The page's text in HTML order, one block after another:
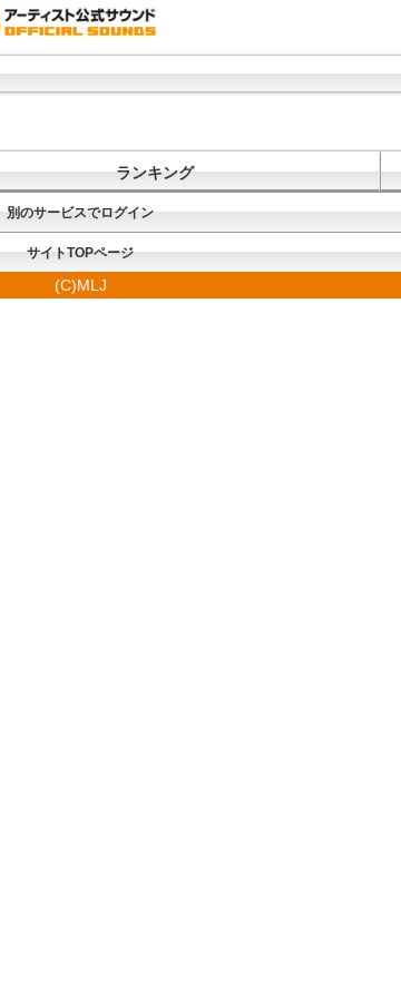
ランキング
別のサービスでログイン
サイトTOPページ
(C)MLJ